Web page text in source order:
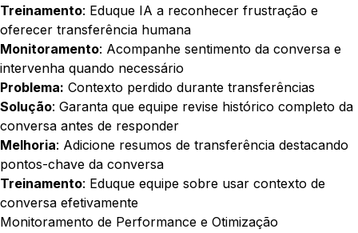
Treinamento: Eduque IA a reconhecer frustração e
oferecer transferência humana
Monitoramento: Acompanhe sentimento da conversa e
intervenha quando necessário
Problema: Contexto perdido durante transferências
Solução: Garanta que equipe revise histórico completo da
conversa antes de responder
Melhoria: Adicione resumos de transferência destacando
pontos-chave da conversa
Treinamento: Eduque equipe sobre usar contexto de
conversa efetivamente
Monitoramento de Performance e Otimização